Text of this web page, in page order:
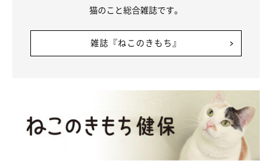
と。これが、つむぎという“幸せな沼”の始まりでした」
つむぎちゃんは、飼い主さんの家が安心できる場所だとすぐにわ
かったのでしょう。お迎え初日から心を開いてくれたつむぎちゃ
猫のこと総合雑誌です。
雑誌『ねこのきもち』